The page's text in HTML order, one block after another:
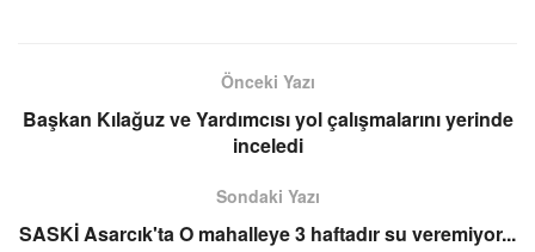
Önceki Yazı
Başkan Kılağuz ve Yardımcısı yol çalışmalarını yerinde
inceledi
Sondaki Yazı
SASKİ Asarcık'ta O mahalleye 3 haftadır su veremiyor...